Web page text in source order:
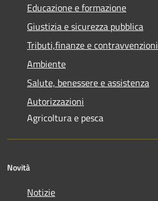
Educazione e formazione
Giustizia e sicurezza pubblica
Tributi,finanze e contravvenzioni
Ambiente
Salute, benessere e assistenza
Autorizzazioni
Agricoltura e pesca
Novità
Notizie